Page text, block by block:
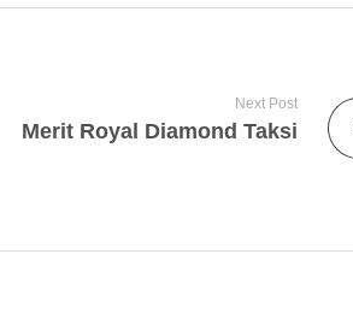
Next Post
Merit Royal Diamond Taksi